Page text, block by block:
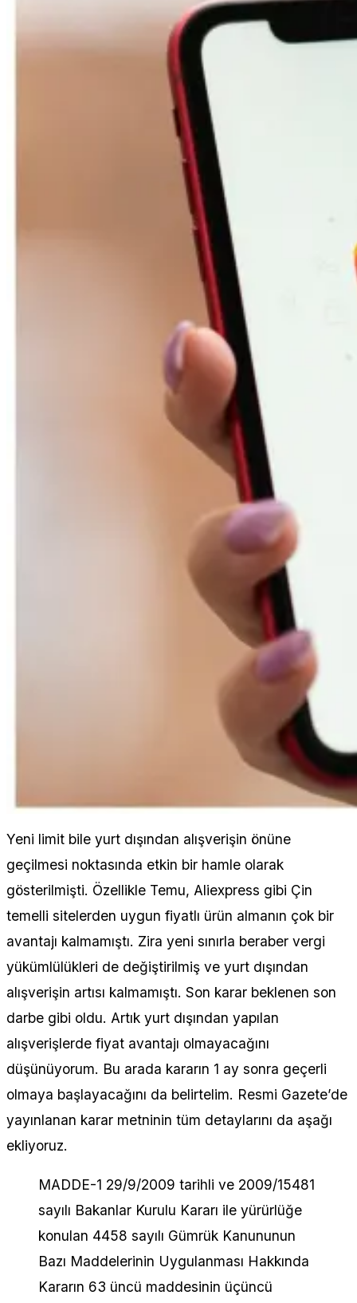
Yeni limit bile yurt dışından alışverişin önüne
geçilmesi noktasında etkin bir hamle olarak
gösterilmişti. Özellikle Temu, Aliexpress gibi Çin
temelli sitelerden uygun fiyatlı ürün almanın çok bir
avantajı kalmamıştı. Zira yeni sınırla beraber vergi
yükümlülükleri de değiştirilmiş ve yurt dışından
alışverişin artısı kalmamıştı. Son karar beklenen son
darbe gibi oldu. Artık yurt dışından yapılan
alışverişlerde fiyat avantajı olmayacağını
düşünüyorum. Bu arada kararın 1 ay sonra geçerli
olmaya başlayacağını da belirtelim. Resmi Gazete’de
yayınlanan karar metninin tüm detaylarını da aşağı
ekliyoruz.
MADDE-1 29/9/2009 tarihli ve 2009/15481
sayılı Bakanlar Kurulu Kararı ile yürürlüğe
konulan 4458 sayılı Gümrük Kanununun
Bazı Maddelerinin Uygulanması Hakkında
Kararın 63 üncü maddesinin üçüncü